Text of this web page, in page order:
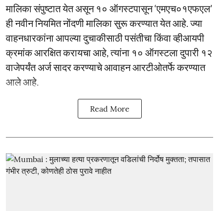
मालिका संपुष्टात येत असून १० ऑगस्टपासून ‘एमएच०१एफएल’
ही नवीन नियमित नोंदणी मालिका सुरू करण्यात येत आहे. ज्या
वाहनधारकांना आपल्या दुचाकीसाठी पसंतीचा किंवा व्हीआयपी
क्रमांक आरक्षित करायचा आहे, त्यांना १० ऑगस्टला दुपारी १२
वाजेपर्यंत अर्ज सादर करण्याचे आवाहन आरटीओतर्फे करण्यात
आले आहे.
Read More